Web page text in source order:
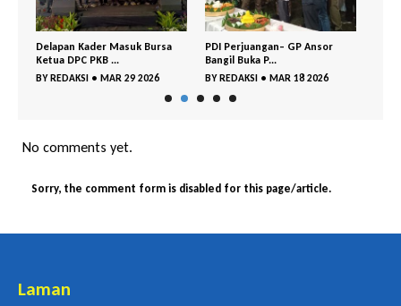
Delapan Kader Masuk Bursa
Ketua DPC PKB ...
BYREDAKSI • MAR 29 2026
PDI Perjuangan– GP Ansor
Bangil Buka P...
BYREDAKSI • MAR 18 2026
No comments yet.
Sorry, the comment form is disabled for this page/article.
Laman